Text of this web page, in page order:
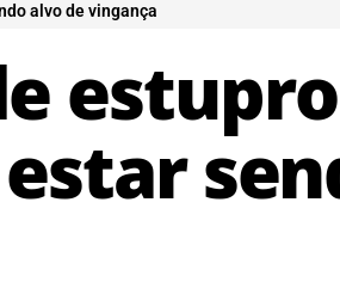
alvo de vingança